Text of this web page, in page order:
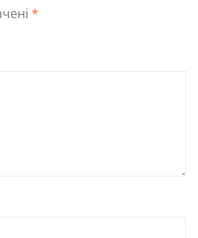
*